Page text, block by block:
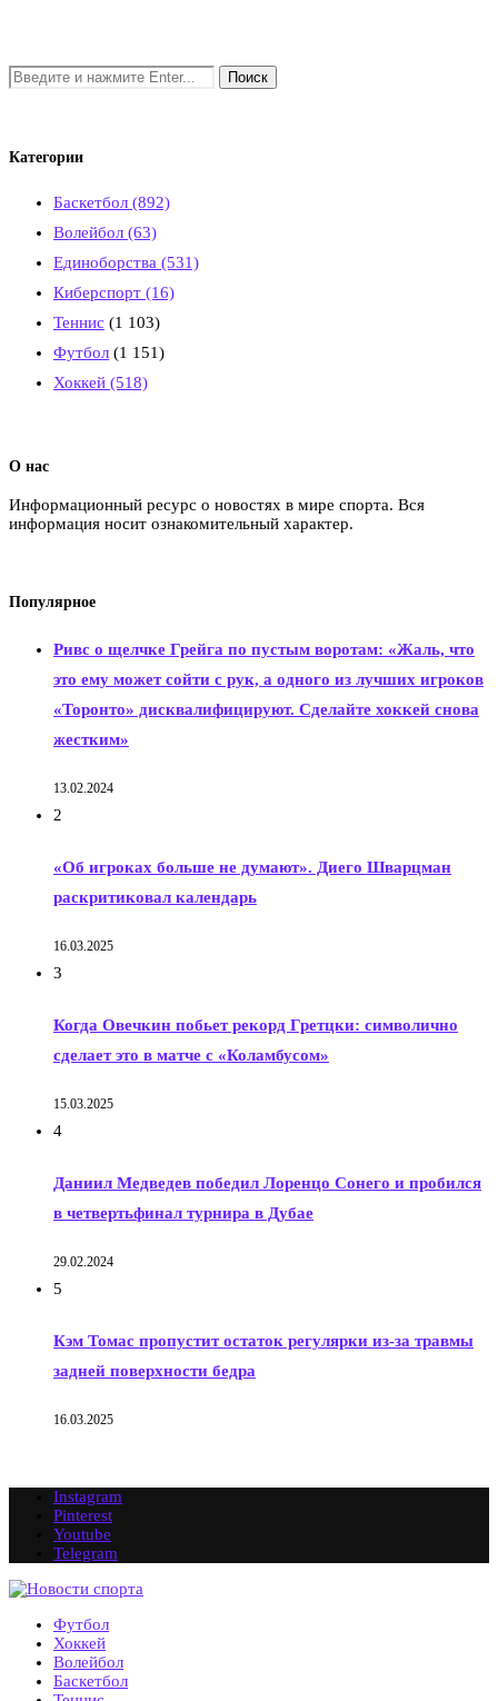
Категории
Баскетбол (892)
Волейбол (63)
Единоборства (531)
Киберспорт (16)
Теннис (1 103)
Футбол (1 151)
Хоккей (518)
О нас
Информационный ресурс о новостях в мире спорта. Вся
информация носит ознакомительный характер.
Популярное
Ривс о щелчке Грейга по пустым воротам: «Жаль, что
это ему может сойти с рук, а одного из лучших игроков
«Торонто» дисквалифицируют. Сделайте хоккей снова
жестким»
13.02.2024
2
«Об игроках больше не думают». Диего Шварцман
раскритиковал календарь
16.03.2025
3
Когда Овечкин побьет рекорд Гретцки: символично
сделает это в матче с «Коламбусом»
15.03.2025
4
Даниил Медведев победил Лоренцо Сонего и пробился
в четвертьфинал турнира в Дубае
29.02.2024
5
Кэм Томас пропустит остаток регулярки из-за травмы
задней поверхности бедра
16.03.2025
Instagram
Pinterest
Youtube
Telegram
Футбол
Хоккей
Волейбол
Баскетбол